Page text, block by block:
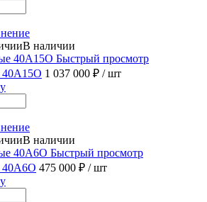
В наличии
Быстрый просмотр
40А15О 1 037 000 ₽ / шт
В наличии
Быстрый просмотр
40А6О 475 000 ₽ / шт